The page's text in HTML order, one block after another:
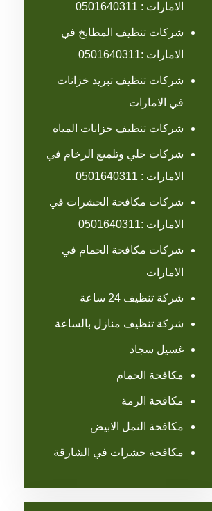
الامارات : 0501640311
شركات تنظيف المطابخ في
الامارات :0501640311
شركات تنظيف تبريد خزانات
في الامارات
شركات تنظيف خزانات المياه
شركات جلي وتلميع الرخام في
الامارات : 0501640311
شركات مكافحة الحشرات في
الامارات :0501640311
شركات مكافحة الحمام في
الامارات
شركة تنظيف 24 ساعة
شركة تنظيف منازل بالساعة
غسيل سجاد
مكافحة الحمام
مكافحة الرمة
مكافحة النمل الابيض
مكافحة حشرات في الشارقة